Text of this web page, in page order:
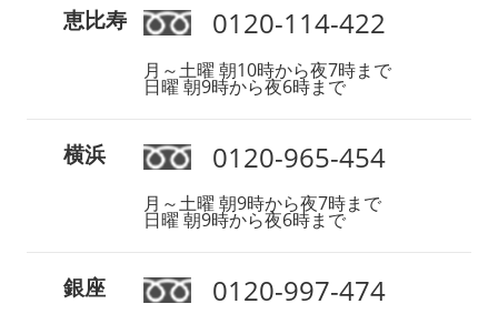
恵比寿 0120-114-422
月～土曜 朝10時から夜7時まで
日曜 朝9時から夜6時まで
横浜 0120-965-454
月～土曜 朝9時から夜7時まで
日曜 朝9時から夜6時まで
銀座 0120-997-474